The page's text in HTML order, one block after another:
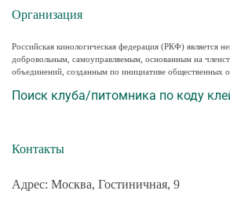
Организация
Российская кинологическая федерация (РКФ) является
добровольным, самоуправляемым, основанным на
объединений, созданным по инициативе общественных
Поиск клуба/питомника по коду
Контакты
Адрес: Москва, Гостиничная, 9